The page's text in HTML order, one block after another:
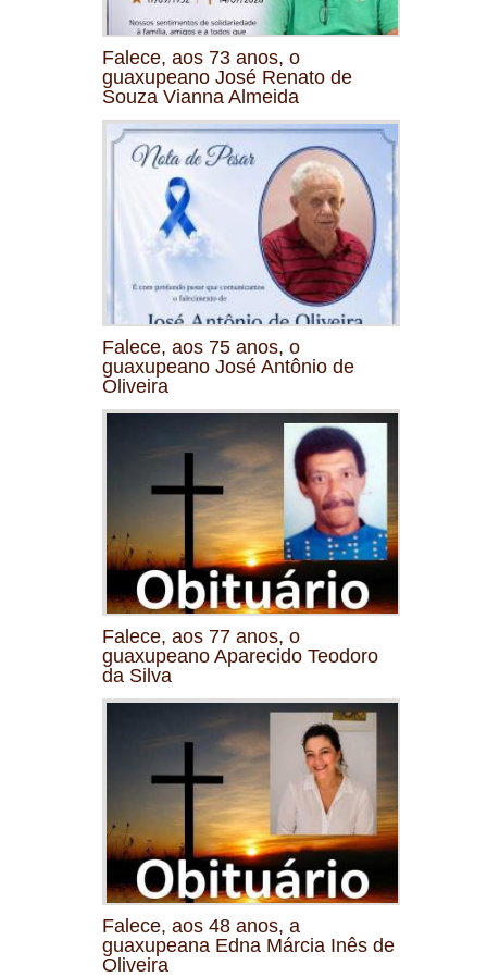
Falece, aos 73 anos, o
guaxupeano José Renato de
Souza Vianna Almeida
Falece, aos 75 anos, o
guaxupeano José Antônio de
Oliveira
Falece, aos 77 anos, o
guaxupeano Aparecido Teodoro
da Silva
Falece, aos 48 anos, a
guaxupeana Edna Márcia Inês de
Oliveira